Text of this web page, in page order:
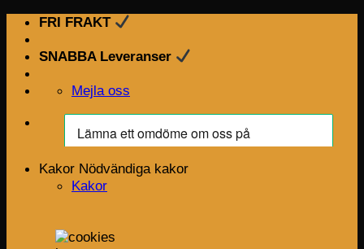
Skip
content
FRI FRAKT
SNABBA Leveranser
Mejla oss
Kakor Nödvändiga kakor
Kakor